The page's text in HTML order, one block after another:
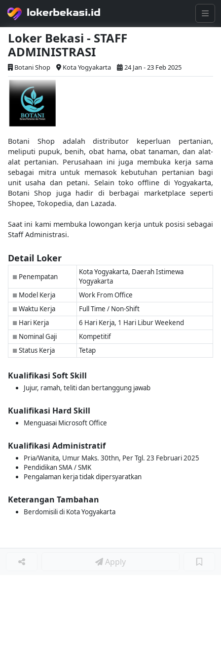
lokerbekasi.id
Loker Bekasi - STAFF
ADMINISTRASI
Botani Shop Kota Yogyakarta 24 Jan - 23 Feb 2025
Botani Shop adalah distributor keperluan pertanian,
meliputi pupuk, benih, obat hama, obat tanaman, dan alat-
alat pertanian. Perusahaan ini juga membuka kerja sama
sebagai mitra untuk memasok kebutuhan pertanian bagi
unit usaha dan petani. Selain toko offline di Yogyakarta,
Botani Shop juga hadir di berbagai marketplace seperti
Shopee, Tokopedia, dan Lazada.
Saat ini kami membuka lowongan kerja untuk posisi sebagai
Staff Administrasi.
Detail Loker
■ Penempatan
Kota Yogyakarta, Daerah Istimewa
Yogyakarta
■ Model Kerja Work From Office
■ Waktu Kerja Full Time / Non-Shift
■ Hari Kerja 6 Hari Kerja, 1 Hari Libur Weekend
■ Nominal Gaji Kompetitif
■ Status Kerja Tetap
Kualifikasi Soft Skill
Jujur, ramah, teliti dan bertanggung jawab
Kualifikasi Hard Skill
Menguasai Microsoft Office
Kualifikasi Administratif
Pria/Wanita, Umur Maks. 30thn, Per Tgl. 23 Februari 2025
Pendidikan SMA / SMK
Pengalaman kerja tidak dipersyaratkan
Keterangan Tambahan
Berdomisili di Kota Yogyakarta
Apply